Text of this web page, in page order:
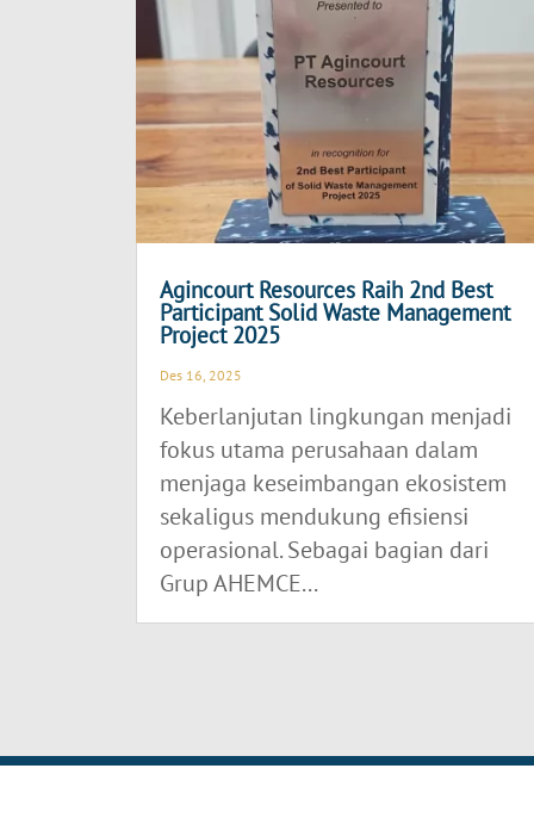
Agincourt Resources Raih 2nd Best
Participant Solid Waste Management
Project 2025
Des 16, 2025
Keberlanjutan lingkungan menjadi
fokus utama perusahaan dalam
menjaga keseimbangan ekosistem
sekaligus mendukung efisiensi
operasional. Sebagai bagian dari
Grup AHEMCE...